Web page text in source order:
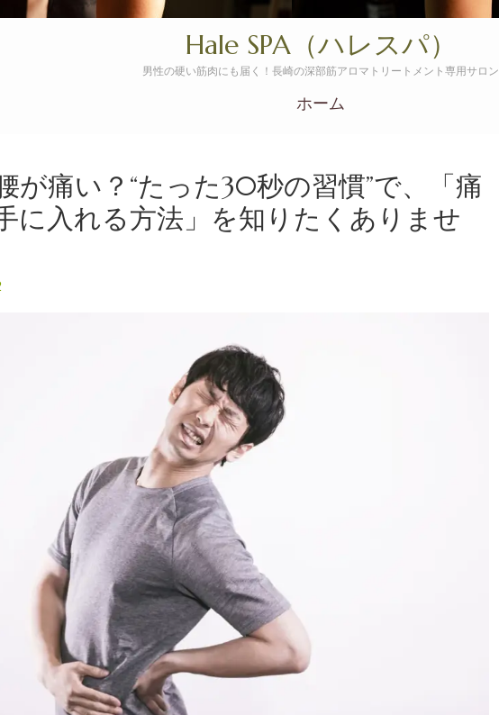
Hale SPA（ハレスパ）
男性の硬い筋肉にも届く！長崎の深部筋アロマトリートメント専用サロン
ホーム
が痛い？“たった30秒の習慣”で、「痛
に入れる方法」を知りたくありませ